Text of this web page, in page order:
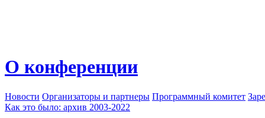
О конференции
Новости Организаторы и партнеры Программный комитет
Как это было: архив 2003-2022